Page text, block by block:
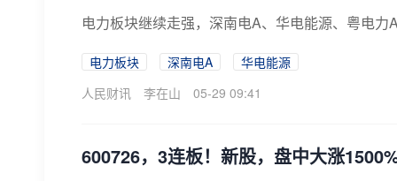
电力板块继续走强，深南电A、华电能源、粤电
电力板块 深南电A
华电能源
人民财讯
李在山 05-29 09:41
600726，3连板！新股，盘中大涨